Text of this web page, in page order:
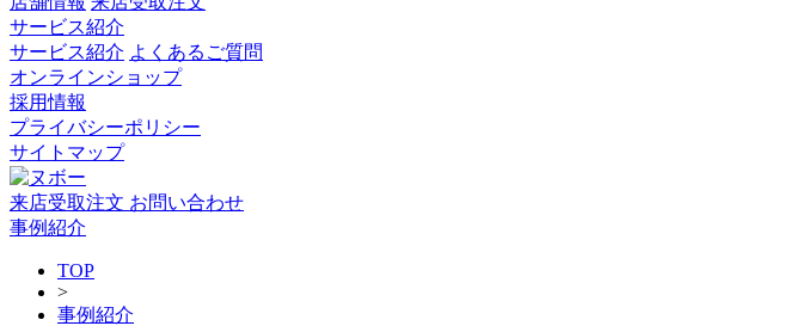
サービス紹介
サービス紹介 よくあるご質問
オンラインショップ
採用情報
プライバシーポリシー
サイトマップ
来店受取注文 お問い合わせ
事例紹介
TOP
>
事例紹介